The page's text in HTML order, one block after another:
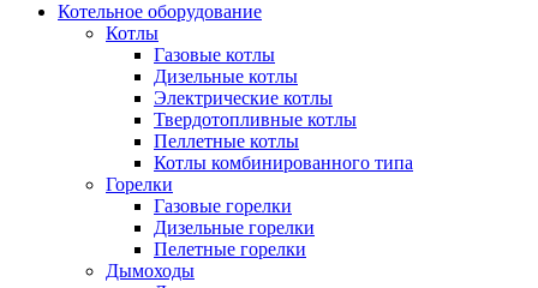
Котельное оборудование
Котлы
Газовые котлы
Дизельные котлы
Электрические котлы
Твердотопливные котлы
Пеллетные котлы
Котлы комбинированного типа
Горелки
Газовые горелки
Дизельные горелки
Пелетные горелки
Дымоходы